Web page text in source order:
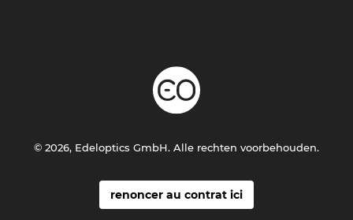
renoncer au contrat ici
© 2026, Edeloptics GmbH. Alle rechten voorbehouden.